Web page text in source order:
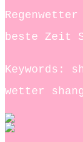
beste Zeit
Keywords:
wetter